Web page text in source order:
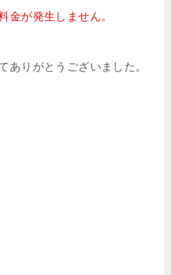
金が発生しません。
ありがとうございました。